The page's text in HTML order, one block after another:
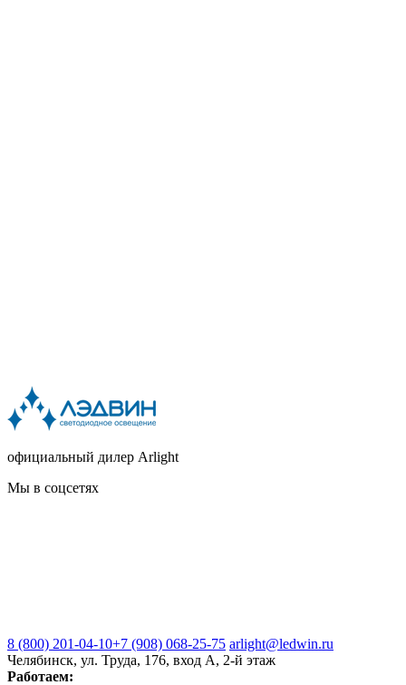
официальный дилер Arlight
Мы в соцсетях
8 (800) 201-04-10+7 (908) 068-25-75 arlight@ledwin.ru
Челябинск, ул. Труда, 176, вход А, 2-й этаж
Работаем: